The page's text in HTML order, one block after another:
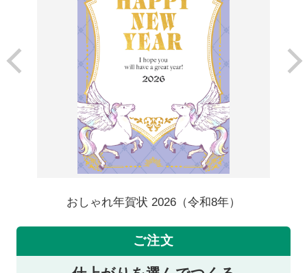
おしゃれ年賀状 2026（令和8年）
ご注文